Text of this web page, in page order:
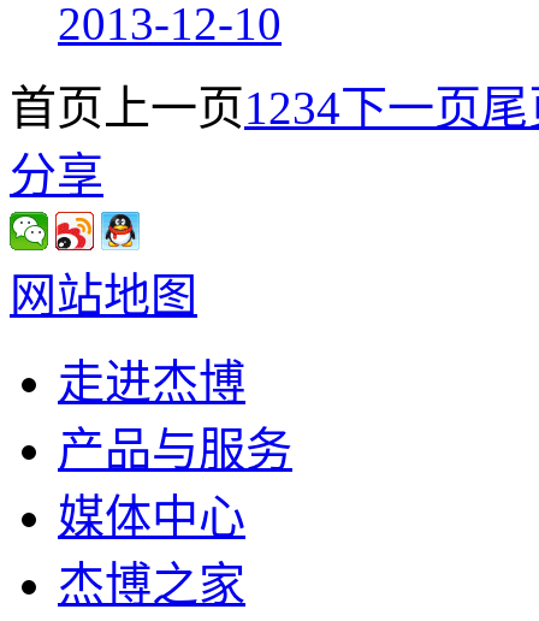
2013-12-10
首页 上一页1234下一页
分享
网站地图
走进杰博
产品与服务
媒体中心
杰博之家